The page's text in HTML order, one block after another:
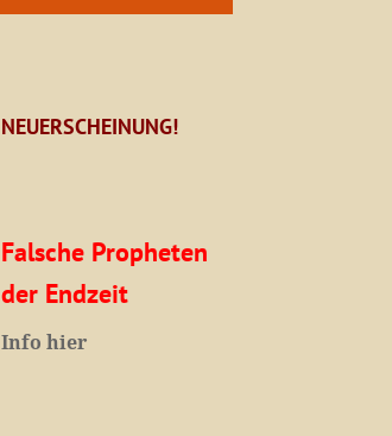
NEUERSCHEINUNG!
Falsche Propheten
der Endzeit
Info hier